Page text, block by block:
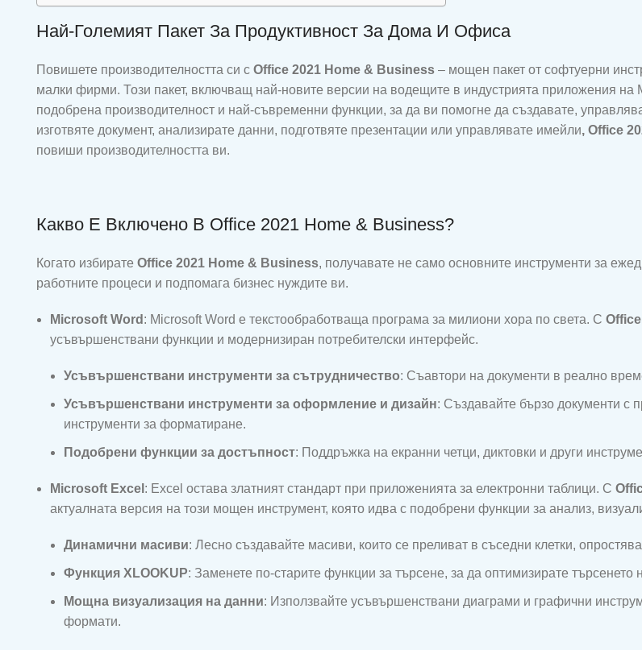
Най-Големият Пакет За Продуктивност За Дома И Офиса
Повишете производителността си с Office 2021 Home & Business – мощен пакет от софтуерни
малки фирми. Този пакет, включващ най-новите версии на водещите в индустрията приложения на
подобрена производителност и най-съвременни функции, за да ви помогне да създавате,
изготвяте документ, анализирате данни, подготвяте презентации или управлявате имейли, Office
повиши производителността ви.
Какво Е Включено В Office 2021 Home & Business?
Когато избирате Office 2021 Home & Business, получавате не само основните инструменти за
работните процеси и подпомага бизнес нуждите ви.
Microsoft Word : Microsoft Word е текстообработваща програма за милиони хора по света. С
усъвършенствани функции и модернизиран потребителски интерфейс.
Усъвършенствани инструменти за сътрудничество: Съавтори на документи в реално
Усъвършенствани инструменти за оформление и дизайн: Създавайте бързо документи с
инструменти за форматиране.
Подобрени функции за достъпност: Поддръжка на екранни четци, диктовки и други
Microsoft Excel : Excel остава златният стандарт при приложенията за електронни таблици. С
актуалната версия на този мощен инструмент, която идва с подобрени функции за анализ,
Динамични масиви: Лесно създавайте масиви, които се преливат в съседни клетки,
Функция XLOOKUP: Заменете по-старите функции за търсене, за да оптимизирате търсенето
Мощна визуализация на данни: Използвайте усъвършенствани диаграми и графични
формати.